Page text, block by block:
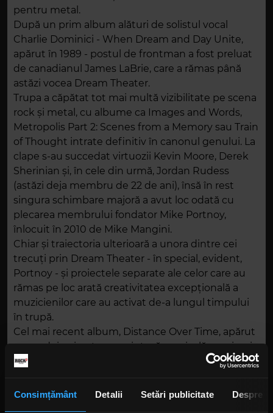
Consimțământ Detalii Setări publicitate Despre
pentru metal.
După un prim album alături de solistul vocal
Charlie Dominici - When Dream and Day Unite,
apărut în 1989 - postul de frontman a fost preluat
de canadianul James LaBrie, care a rămas până
astăzi vocea Dream Theater.
Trupa a căpătat tot mai multă vizibilitate pe scena
rock și metal, cu albume ca Images and Words,
Metropolis Part 2: Scenes from a Memory sau Train
of Thought intrate definitiv în canonul genului. La
clape s-au succedat virtuozii Kevin Moore, Derek
Sherinian și, în cele din urmă, Jordan Rudess
(astăzi deja membru de 22 de ani), însă în rest
singura schimbare majoră a avut loc odată cu
plecarea membrului fondator Mike Portnoy,
înlocuit în 2010 de Mike Mangini.
Chiar și traiectoria ulterioară a unora dintre cei
trecuți prin Dream Theater - în special, evident,
Portnoy - și proiectele separate ale celor care au
rămas pe loc arată creativitatea excepțională a
muzicienilor care au activat de-a lungul timpului
în trupă.
Cel mai recent album, Distance Over Time, apărut
acum doi ani, este ca o sinteză muzicală a carierei
trupei, apreciat atât de fanii noi, mereu uimiți de
și de cei mai vechi, care reclamau într-o vreme